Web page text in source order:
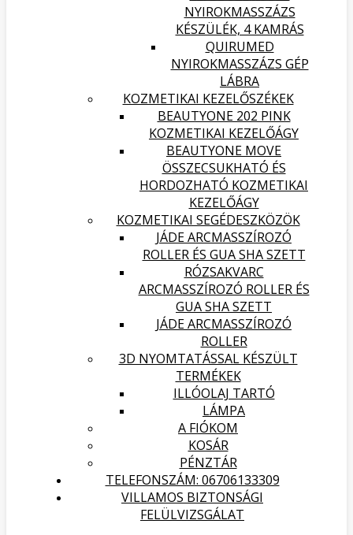
NYIROKMASSZÁZS
KÉSZÜLÉK, 4 KAMRÁS
QUIRUMED
NYIROKMASSZÁZS GÉP
LÁBRA
KOZMETIKAI KEZELŐSZÉKEK
BEAUTYONE 202 PINK
KOZMETIKAI KEZELŐÁGY
BEAUTYONE MOVE
ÖSSZECSUKHATÓ ÉS
HORDOZHATÓ KOZMETIKAI
KEZELŐÁGY
KOZMETIKAI SEGÉDESZKÖZÖK
JÁDE ARCMASSZÍROZÓ
ROLLER ÉS GUA SHA SZETT
RÓZSAKVARC
ARCMASSZÍROZÓ ROLLER ÉS
GUA SHA SZETT
JÁDE ARCMASSZÍROZÓ
ROLLER
3D NYOMTATÁSSAL KÉSZÜLT
TERMÉKEK
ILLÓOLAJ TARTÓ
LÁMPA
A FIÓKOM
KOSÁR
PÉNZTÁR
TELEFONSZÁM: 06706133309
VILLAMOS BIZTONSÁGI
FELÜLVIZSGÁLAT